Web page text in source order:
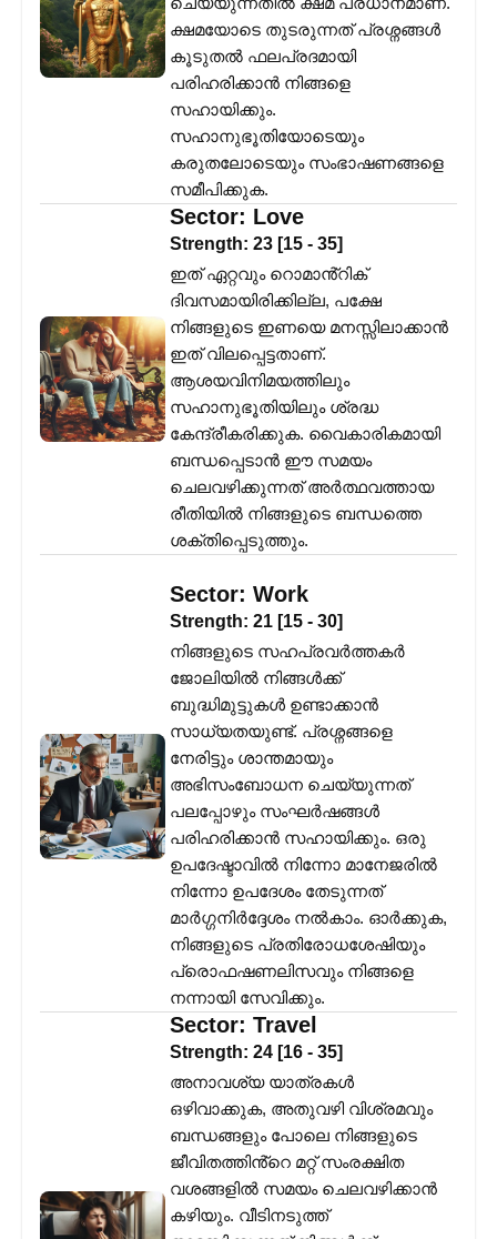
ക്ഷമയോടെ തുടരുന്നത് പ്രശ്നങ്ങൾ
കൂടുതൽ ഫലപ്രദമായി
പരിഹരിക്കാൻ നിങ്ങളെ
സഹായിക്കും.
സഹാനുഭൂതിയോടെയും
കരുതലോടെയും സംഭാഷണങ്ങളെ
സമീപിക്കുക.
Sector: Love
Strength: 23 [15 - 35]
ഇത് ഏറ്റവും റൊമാൻ്റിക്
ദിവസമായിരിക്കില്ല, പക്ഷേ
നിങ്ങളുടെ ഇണയെ മനസ്സിലാക്കാൻ
ഇത് വിലപ്പെട്ടതാണ്.
ആശയവിനിമയത്തിലും
സഹാനുഭൂതിയിലും ശ്രദ്ധ
കേന്ദ്രീകരിക്കുക. വൈകാരികമായി
ബന്ധപ്പെടാൻ ഈ സമയം
ചെലവഴിക്കുന്നത് അർത്ഥവത്തായ
രീതിയിൽ നിങ്ങളുടെ ബന്ധത്തെ
ശക്തിപ്പെടുത്തും.
Sector: Work
Strength: 21 [15 - 30]
നിങ്ങളുടെ സഹപ്രവർത്തകർ
ജോലിയിൽ നിങ്ങൾക്ക്
ബുദ്ധിമുട്ടുകൾ ഉണ്ടാക്കാൻ
സാധ്യതയുണ്ട്. പ്രശ്നങ്ങളെ
നേരിട്ടും ശാന്തമായും
അഭിസംബോധന ചെയ്യുന്നത്
പലപ്പോഴും സംഘർഷങ്ങൾ
പരിഹരിക്കാൻ സഹായിക്കും. ഒരു
ഉപദേഷ്ടാവിൽ നിന്നോ മാനേജരിൽ
നിന്നോ ഉപദേശം തേടുന്നത്
മാർഗ്ഗനിർദ്ദേശം നൽകാം. ഓർക്കുക,
നിങ്ങളുടെ പ്രതിരോധശേഷിയും
പ്രൊഫഷണലിസവും നിങ്ങളെ
നന്നായി സേവിക്കും.
Sector: Travel
Strength: 24 [16 - 35]
അനാവശ്യ യാത്രകൾ
ഒഴിവാക്കുക, അതുവഴി വിശ്രമവും
ബന്ധങ്ങളും പോലെ നിങ്ങളുടെ
ജീവിതത്തിൻ്റെ മറ്റ് സംരക്ഷിത
വശങ്ങളിൽ സമയം ചെലവഴിക്കാൻ
കഴിയും. വീടിനടുത്ത്